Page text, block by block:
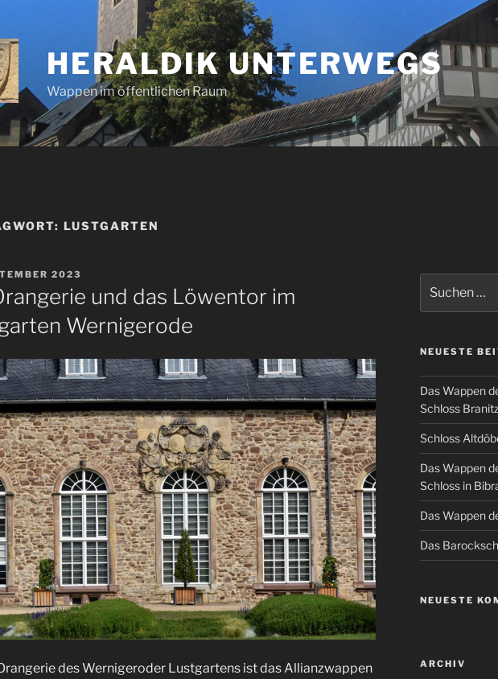
HERALDIK UNTERWEGS
Wappen im öffentlichen Raum
LUSTGARTEN
2023
und das Löwentor im
Wernigerode
des Wernigeroder Lustgartens ist das Allianzwappen
nach:
NEUESTE
Das Wappen
Schloss
Schloss
Das Wappen
Schloss in
Das Wappen
Das
NEUESTE
ARCHIV